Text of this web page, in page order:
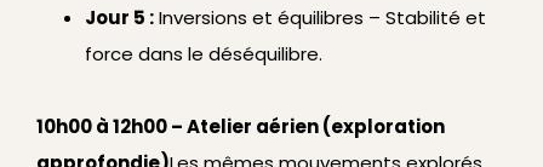
Jour 5 :Inversions et équilibres – Stabilité et
force dans le déséquilibre.
10h00 à 12h00 – Atelier aérien (exploration